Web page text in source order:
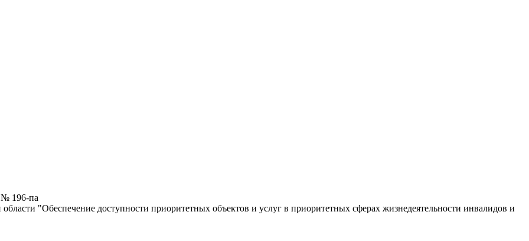
№ 196-па
"Обеспечение доступности приоритетных объектов и услуг в приоритетных сферах жизнедеятельности инвалидов и